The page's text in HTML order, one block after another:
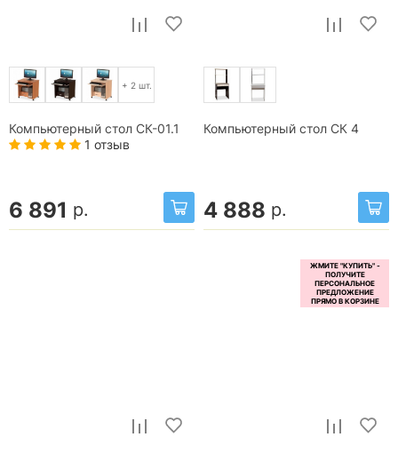
+ 2 шт.
Компьютерный стол СК-01.1
1 отзыв
6 891 р.
Компьютерный стол СК 4
4 888 р.